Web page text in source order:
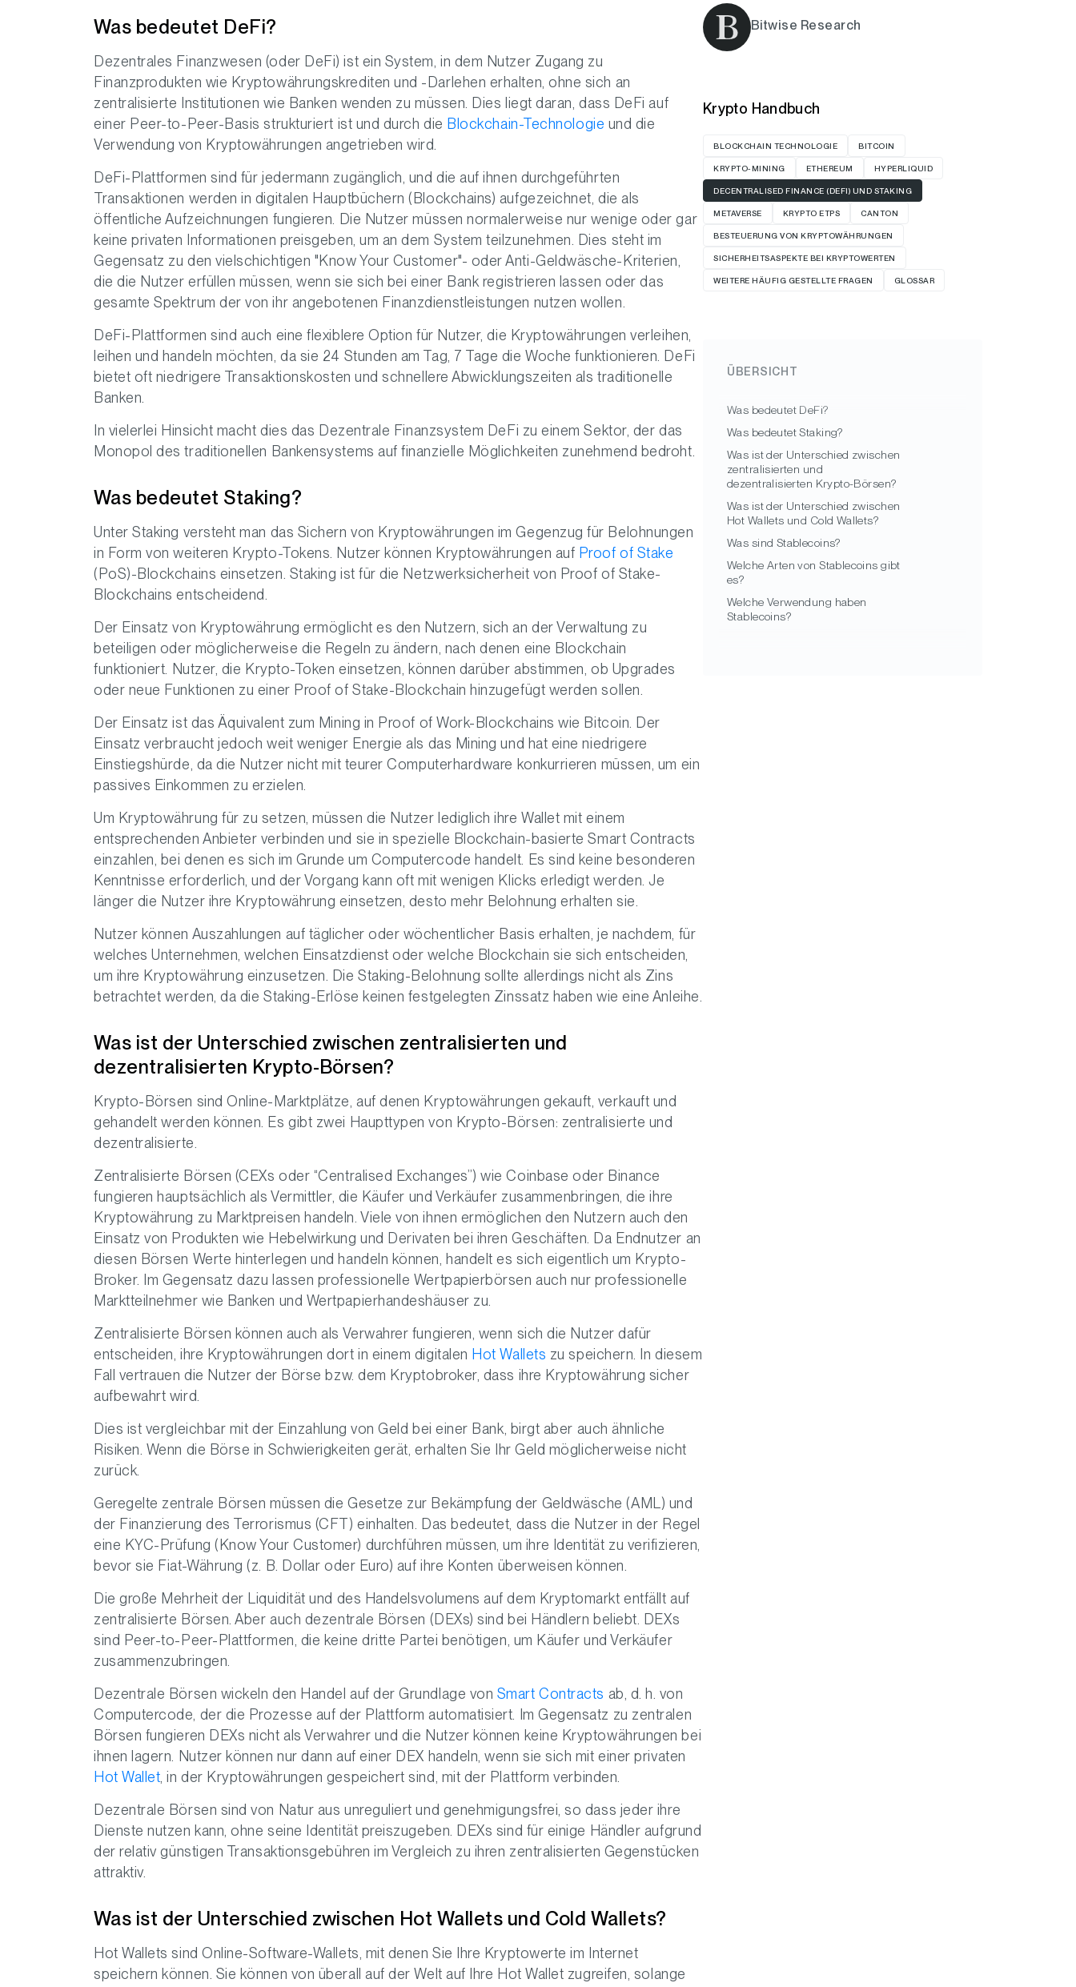
Bitwise Research
Krypto Handbuch
BLOCKCHAIN TECHNOLOGIE BITCOIN
KRYPTO-MINING ETHEREUM HYPERLIQUID
DECENTRALISED FINANCE (DEFI) UND STAKING
METAVERSE KRYPTO ETPS CANTON
BESTEUERUNG VON KRYPTOWÄHRUNGEN
SICHERHEITSASPEKTE BEI KRYPTOWERTEN
WEITERE HÄUFIG GESTELLTE FRAGEN GLOSSAR
ÜBERSICHT
Was bedeutet DeFi?
Was bedeutet Staking?
Was ist der Unterschied zwischen
zentralisierten und
dezentralisierten Krypto-Börsen?
Was ist der Unterschied zwischen
Hot Wallets und Cold Wallets?
Was sind Stablecoins?
Welche Arten von Stablecoins gibt
es?
Welche Verwendung haben
Stablecoins?
Was bedeutet DeFi?
Dezentrales Finanzwesen (oder DeFi) ist ein System, in dem Nutzer Zugang zu
Finanzprodukten wie Kryptowährungskrediten und -Darlehen erhalten, ohne sich an
zentralisierte Institutionen wie Banken wenden zu müssen. Dies liegt daran, dass DeFi auf
einer Peer-to-Peer-Basis strukturiert ist und durch die Blockchain-Technologie und die
Verwendung von Kryptowährungen angetrieben wird.
DeFi-Plattformen sind für jedermann zugänglich, und die auf ihnen durchgeführten
Transaktionen werden in digitalen Hauptbüchern (Blockchains) aufgezeichnet, die als
öffentliche Aufzeichnungen fungieren. Die Nutzer müssen normalerweise nur wenige oder gar
keine privaten Informationen preisgeben, um an dem System teilzunehmen. Dies steht im
Gegensatz zu den vielschichtigen "Know Your Customer"- oder Anti-Geldwäsche-Kriterien,
die die Nutzer erfüllen müssen, wenn sie sich bei einer Bank registrieren lassen oder das
gesamte Spektrum der von ihr angebotenen Finanzdienstleistungen nutzen wollen.
DeFi-Plattformen sind auch eine flexiblere Option für Nutzer, die Kryptowährungen verleihen,
leihen und handeln möchten, da sie 24 Stunden am Tag, 7 Tage die Woche funktionieren. DeFi
bietet oft niedrigere Transaktionskosten und schnellere Abwicklungszeiten als traditionelle
Banken.
In vielerlei Hinsicht macht dies das Dezentrale Finanzsystem DeFi zu einem Sektor, der das
Monopol des traditionellen Bankensystems auf finanzielle Möglichkeiten zunehmend bedroht.
Was bedeutet Staking?
Unter Staking versteht man das Sichern von Kryptowährungen im Gegenzug für Belohnungen
in Form von weiteren Krypto-Tokens. Nutzer können Kryptowährungen auf Proof of Stake
(PoS)-Blockchains einsetzen. Staking ist für die Netzwerksicherheit von Proof of Stake-
Blockchains entscheidend.
Der Einsatz von Kryptowährung ermöglicht es den Nutzern, sich an der Verwaltung zu
beteiligen oder möglicherweise die Regeln zu ändern, nach denen eine Blockchain
funktioniert. Nutzer, die Krypto-Token einsetzen, können darüber abstimmen, ob Upgrades
oder neue Funktionen zu einer Proof of Stake-Blockchain hinzugefügt werden sollen.
Der Einsatz ist das Äquivalent zum Mining in Proof of Work-Blockchains wie Bitcoin. Der
Einsatz verbraucht jedoch weit weniger Energie als das Mining und hat eine niedrigere
Einstiegshürde, da die Nutzer nicht mit teurer Computerhardware konkurrieren müssen, um ein
passives Einkommen zu erzielen.
Um Kryptowährung für zu setzen, müssen die Nutzer lediglich ihre Wallet mit einem
entsprechenden Anbieter verbinden und sie in spezielle Blockchain-basierte Smart Contracts
einzahlen, bei denen es sich im Grunde um Computercode handelt. Es sind keine besonderen
Kenntnisse erforderlich, und der Vorgang kann oft mit wenigen Klicks erledigt werden. Je
länger die Nutzer ihre Kryptowährung einsetzen, desto mehr Belohnung erhalten sie.
Nutzer können Auszahlungen auf täglicher oder wöchentlicher Basis erhalten, je nachdem, für
welches Unternehmen, welchen Einsatzdienst oder welche Blockchain sie sich entscheiden,
um ihre Kryptowährung einzusetzen. Die Staking-Belohnung sollte allerdings nicht als Zins
betrachtet werden, da die Staking-Erlöse keinen festgelegten Zinssatz haben wie eine Anleihe.
Was ist der Unterschied zwischen zentralisierten und
dezentralisierten Krypto-Börsen?
Krypto-Börsen sind Online-Marktplätze, auf denen Kryptowährungen gekauft, verkauft und
gehandelt werden können. Es gibt zwei Haupttypen von Krypto-Börsen: zentralisierte und
dezentralisierte.
Zentralisierte Börsen (CEXs oder “Centralised Exchanges”) wie Coinbase oder Binance
fungieren hauptsächlich als Vermittler, die Käufer und Verkäufer zusammenbringen, die ihre
Kryptowährung zu Marktpreisen handeln. Viele von ihnen ermöglichen den Nutzern auch den
Einsatz von Produkten wie Hebelwirkung und Derivaten bei ihren Geschäften. Da Endnutzer an
diesen Börsen Werte hinterlegen und handeln können, handelt es sich eigentlich um Krypto-
Broker. Im Gegensatz dazu lassen professionelle Wertpapierbörsen auch nur professionelle
Marktteilnehmer wie Banken und Wertpapierhandeshäuser zu.
Zentralisierte Börsen können auch als Verwahrer fungieren, wenn sich die Nutzer dafür
entscheiden, ihre Kryptowährungen dort in einem digitalen Hot Wallets zu speichern. In diesem
Fall vertrauen die Nutzer der Börse bzw. dem Kryptobroker, dass ihre Kryptowährung sicher
aufbewahrt wird.
Dies ist vergleichbar mit der Einzahlung von Geld bei einer Bank, birgt aber auch ähnliche
Risiken. Wenn die Börse in Schwierigkeiten gerät, erhalten Sie Ihr Geld möglicherweise nicht
zurück.
Geregelte zentrale Börsen müssen die Gesetze zur Bekämpfung der Geldwäsche (AML) und
der Finanzierung des Terrorismus (CFT) einhalten. Das bedeutet, dass die Nutzer in der Regel
eine KYC-Prüfung (Know Your Customer) durchführen müssen, um ihre Identität zu verifizieren,
bevor sie Fiat-Währung (z. B. Dollar oder Euro) auf ihre Konten überweisen können.
Die große Mehrheit der Liquidität und des Handelsvolumens auf dem Kryptomarkt entfällt auf
zentralisierte Börsen. Aber auch dezentrale Börsen (DEXs) sind bei Händlern beliebt. DEXs
sind Peer-to-Peer-Plattformen, die keine dritte Partei benötigen, um Käufer und Verkäufer
zusammenzubringen.
Dezentrale Börsen wickeln den Handel auf der Grundlage von Smart Contracts ab, d. h. von
Computercode, der die Prozesse auf der Plattform automatisiert. Im Gegensatz zu zentralen
Börsen fungieren DEXs nicht als Verwahrer und die Nutzer können keine Kryptowährungen bei
ihnen lagern. Nutzer können nur dann auf einer DEX handeln, wenn sie sich mit einer privaten
Hot Wallet , in der Kryptowährungen gespeichert sind, mit der Plattform verbinden.
Dezentrale Börsen sind von Natur aus unreguliert und genehmigungsfrei, so dass jeder ihre
Dienste nutzen kann, ohne seine Identität preiszugeben. DEXs sind für einige Händler aufgrund
der relativ günstigen Transaktionsgebühren im Vergleich zu ihren zentralisierten Gegenstücken
attraktiv.
Was ist der Unterschied zwischen Hot Wallets und Cold Wallets?
Hot Wallets sind Online-Software-Wallets, mit denen Sie Ihre Kryptowerte im Internet
speichern können. Sie können von überall auf der Welt auf Ihre Hot Wallet zugreifen, solange